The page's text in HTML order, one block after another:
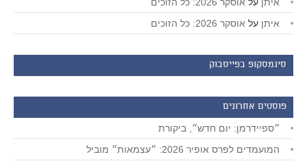
איתן על אוסקר 2026: כל הזוכים
איתן על אוסקר 2026: כל הזוכים
סינמסקופ בפייסבוק
פוסטים אחרונים
״ספיידרמן: יום חדש״, ביקורת
המועמדים לפרס אופיר 2026: ״עצמאות״ מוביל